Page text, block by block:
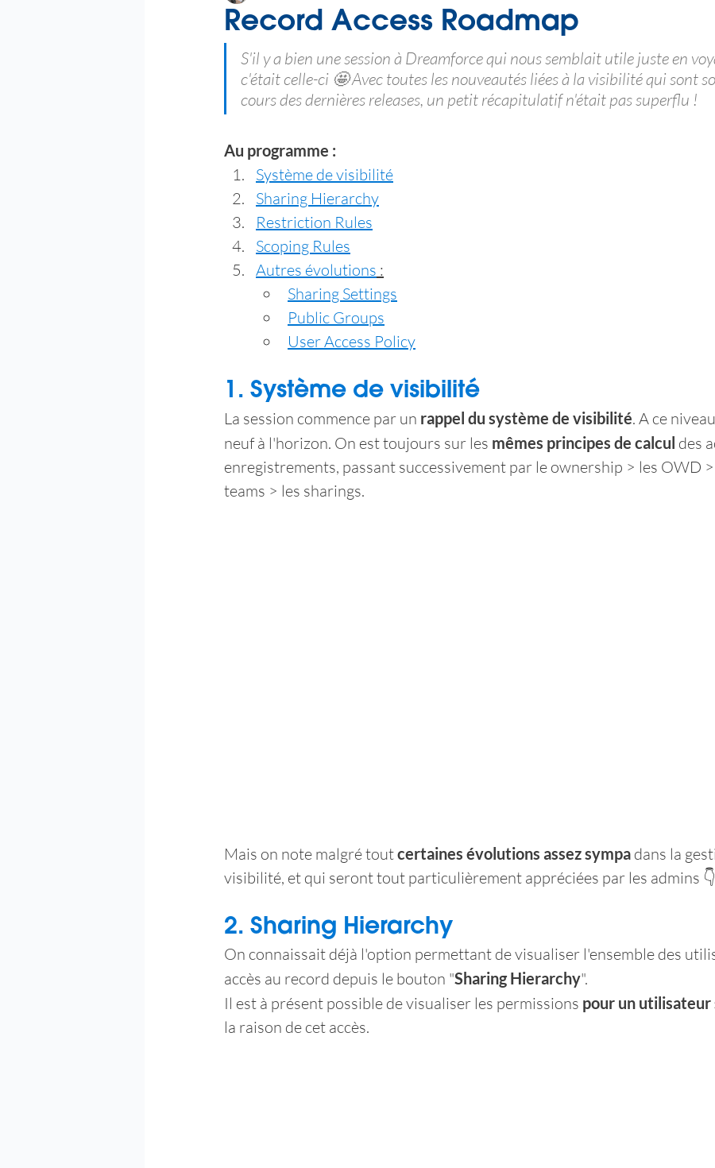
Record Access Roadmap
S'il y a bien une session à Dreamforce qui nous semblait utile juste en
c'était celle-ci 🤩 Avec toutes les nouveautés liées à la visibilité qui sont
cours des dernières releases, un petit récapitulatif n'était pas superflu !
Au programme :
Système de visibilité
Sharing Hierarchy
Restriction Rules
Scoping Rules
Autres évolutions :
Sharing Settings
Public Groups
User Access Policy
1. Système de visibilité
La session commence par un rappel du système de visibilité. A ce
neuf à l'horizon. On est toujours sur les mêmes principes de calcul des
enregistrements, passant successivement par le ownership > les OWD
teams > les sharings.
Mais on note malgré tout certaines évolutions assez sympa dans la
visibilité, et qui seront tout particulièrement appréciées par les admins 👇
2. Sharing Hierarchy
On connaissait déjà l'option permettant de visualiser l'ensemble des
accès au record depuis le bouton "Sharing Hierarchy".
Il est à présent possible de visualiser les permissions pour un utilisateur
la raison de cet accès.